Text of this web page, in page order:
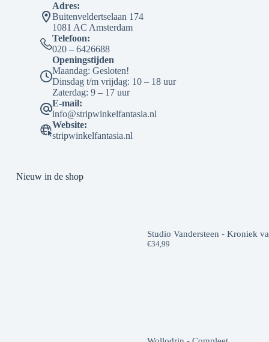
Adres:
Buitenveldertselaan 174
1081 AC Amsterdam
Telefoon:
020 – 6426688
Openingstijden
Maandag: Gesloten!
Dinsdag t/m vrijdag: 10 – 18 uur
Zaterdag: 9 – 17 uur
E-mail:
info@stripwinkelfantasia.nl
Website:
stripwinkelfantasia.nl
Nieuw in de shop
Studio Vandersteen - Kroniek
€34,99